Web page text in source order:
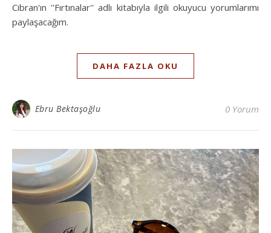
Cibran'ın ''Fırtınalar'' adlı kitabıyla ilgili okuyucu yorumlarımı
paylaşacağım.
DAHA FAZLA OKU
Ebru Bektaşoğlu 0 Yorum